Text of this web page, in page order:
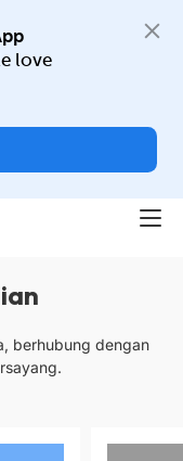
love
berhubung dengan